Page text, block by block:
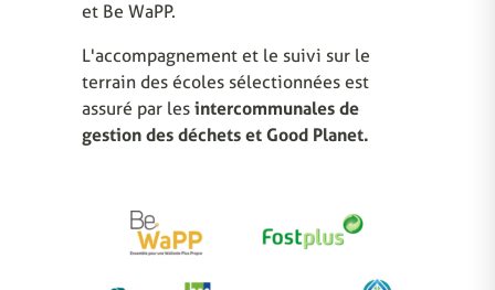
et Be WaPP.
L'accompagnement et le suivi sur le
terrain des écoles sélectionnées est
assuré par les intercommunales de
gestion des déchets et Good Planet.